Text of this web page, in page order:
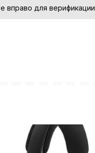
вправо для верификации